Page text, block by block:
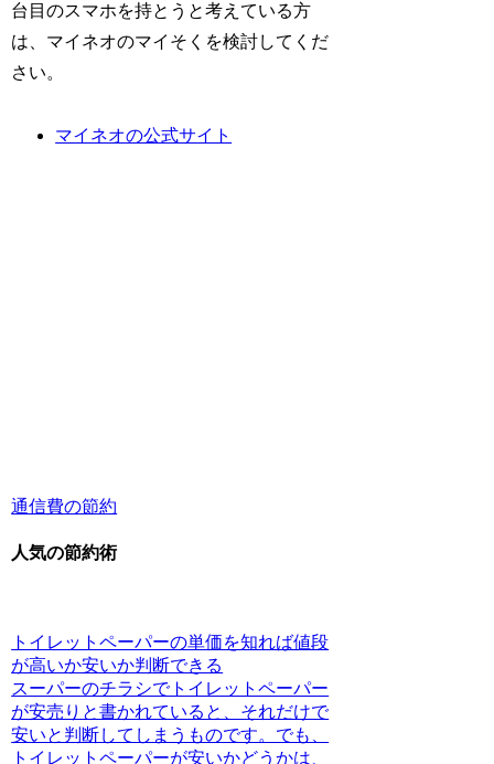
台目のスマホを持とうと考えている方
は、マイネオのマイそくを検討してくだ
さい。
マイネオの公式サイト
通信費の節約
人気の節約術
トイレットペーパーの単価を知れば値段
が高いか安いか判断できる
スーパーのチラシでトイレットペーパー
が安売りと書かれていると、それだけで
安いと判断してしまうものです。でも、
トイレットペーパーが安いかどうかは、